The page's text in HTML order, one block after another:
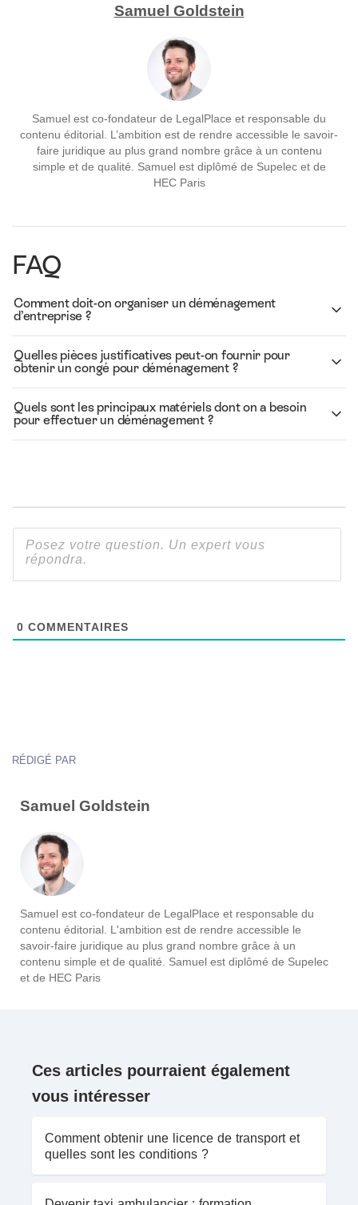
Samuel Goldstein
Samuel est co-fondateur de LegalPlace et responsable du
contenu éditorial. L’ambition est de rendre accessible le savoir-
faire juridique au plus grand nombre grâce à un contenu
simple et de qualité. Samuel est diplômé de Supelec et de
HEC Paris
FAQ
Comment doit-on organiser un déménagement
d’entreprise ?
Quelles pièces justificatives peut-on fournir pour
obtenir un congé pour déménagement ?
Quels sont les principaux matériels dont on a besoin
pour effectuer un déménagement ?
0 COMMENTAIRES
RÉDIGÉ PAR
Samuel Goldstein
Samuel est co-fondateur de LegalPlace et responsable du
contenu éditorial. L'ambition est de rendre accessible le
savoir-faire juridique au plus grand nombre grâce à un
contenu simple et de qualité. Samuel est diplômé de Supelec
et de HEC Paris
Ces articles pourraient également
vous intéresser
Comment obtenir une licence de transport et
quelles sont les conditions ?